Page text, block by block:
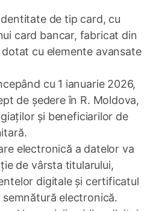
de tip card, cu
card bancar, fabricat din
cu elemente avansate
cu 1 ianuarie 2026,
de ședere în R. Moldova,
și beneficiarilor de
electronică a datelor va
de vârsta titularului,
digitale și certificatul
electronică.